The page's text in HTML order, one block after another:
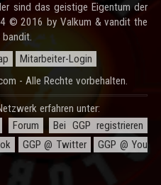
sind das geistige Eigentum der
© 2016 by Valkum & vandit the
bandit.
Mitarbeiter-Login
- Alle Rechte vorbehalten.
erfahren unter:
Forum
Bei GGP registrieren
GGP @ Twitter
GGP @ You